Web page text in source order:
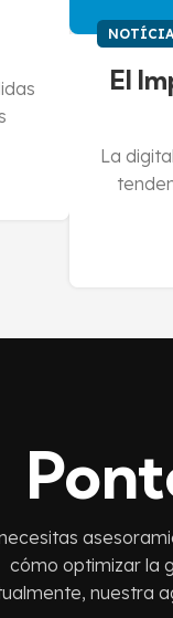
El
La
cómo optimizar la
nuestra